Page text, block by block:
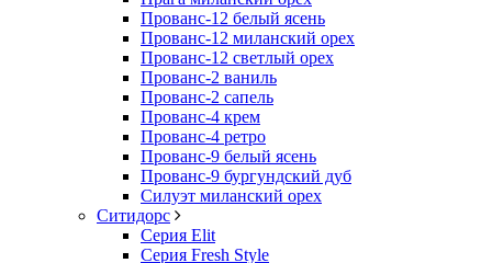
Прованс-12 белый ясень
Прованс-12 миланский орех
Прованс-12 светлый орех
Прованс-2 ваниль
Прованс-2 сапель
Прованс-4 крем
Прованс-4 ретро
Прованс-9 белый ясень
Прованс-9 бургундский дуб
Силуэт миланский орех
Ситидорс
Серия Elit
Серия Fresh Style